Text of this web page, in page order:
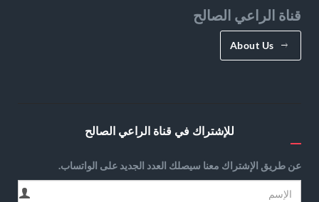
قناة الراعي الصالح
About Us
للإشتراك في قناة الراعي الصالح
عن طريق الإشتراك معنا سيصلك العدد الجديد على الواتساب.